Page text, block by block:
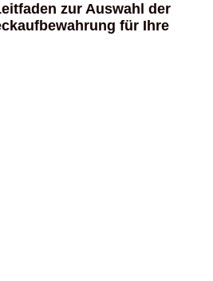
zur Auswahl der
für Ihre